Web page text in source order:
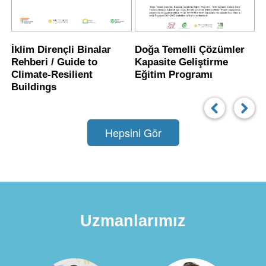
İklim Dirençli Binalar
Rehberi / Guide to
Climate-Resilient
Buildings
Doğa Temelli Çözümler
Kapasite Geliştirme
Eğitim Programı
Hepsini Gör
Uzmanlarımız